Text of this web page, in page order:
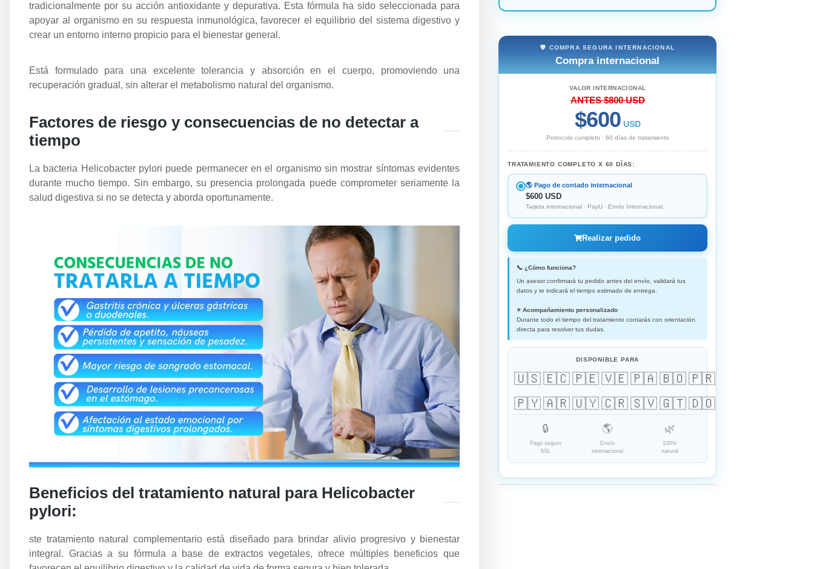
tradicionalmente por su acción antioxidante y depurativa. Esta fórmula ha sido seleccionada para
apoyar al organismo en su respuesta inmunológica, favorecer el equilibrio del sistema digestivo y
crear un entorno interno propicio para el bienestar general.
Está formulado para una excelente tolerancia y absorción en el cuerpo, promoviendo una
recuperación gradual, sin alterar el metabolismo natural del organismo.
Factores de riesgo y consecuencias de no detectar a
tiempo
La bacteria Helicobacter pylori puede permanecer en el organismo sin mostrar síntomas evidentes
durante mucho tiempo. Sin embargo, su presencia prolongada puede comprometer seriamente la
salud digestiva si no se detecta y aborda oportunamente.
Beneficios del tratamiento natural para Helicobacter
pylori:
ste tratamiento natural complementario está diseñado para brindar alivio progresivo y bienestar
integral. Gracias a su fórmula a base de extractos vegetales, ofrece múltiples beneficios que
🛡️ COMPRA SEGURA INTERNACIONAL
Compra internacional
VALOR INTERNACIONAL
ANTES $800 USD
$600USD
Protocolo completo · 60 días de tratamiento
TRATAMIENTO COMPLETO X 60 DÍAS:
🌎 Pago de contado internacional
$600 USD
Tarjeta internacional · PayU · Envío Internacional.
Realizar pedido
📞 ¿Cómo funciona?
Un asesor confirmará tu pedido antes del envío, validará tus
datos y te indicará el tiempo estimado de entrega.
⭐ Acompañamiento personalizado
Durante todo el tiempo del tratamiento contarás con orientación
directa para resolver tus dudas.
DISPONIBLE PARA
🇺🇸🇪🇨🇵🇪🇻🇪🇵🇦🇧🇴🇵🇷
🇵🇾🇦🇷🇺🇾🇨🇷🇸🇻🇬🇹🇩🇴
🔒
Pago seguro
SSL
🌎
Envío
internacional
🌿
100%
natural